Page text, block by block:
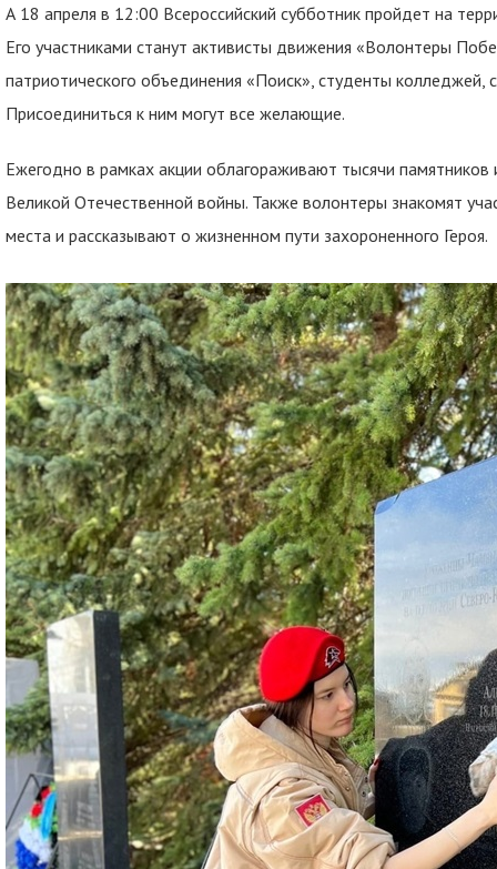
А 18 апреля в 12:00 Всероссийский субботник пройдет на
Его участниками станут активисты движения «Волонтеры
патриотического объединения «Поиск», студенты
Присоединиться к ним могут все желающие.
Ежегодно в рамках акции облагораживают тысячи памятников
Великой Отечественной войны. Также волонтеры знакомят
места и рассказывают о жизненном пути захороненного Героя.